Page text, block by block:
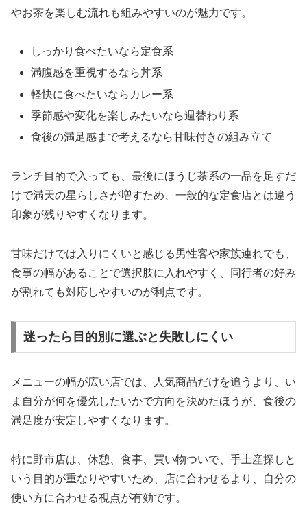
やお茶を楽しむ流れも組みやすいのが魅力です。
しっかり食べたいなら定食系
満腹感を重視するなら丼系
軽快に食べたいならカレー系
季節感や変化を楽しみたいなら週替わり系
食後の満足感まで考えるなら甘味付きの組み立て
ランチ目的で入っても、最後にほうじ茶系の一品を足すだ
けで満天の星らしさが増すため、一般的な定食店とは違う
印象が残りやすくなります。
甘味だけでは入りにくいと感じる男性客や家族連れでも、
食事の幅があることで選択肢に入れやすく、同行者の好み
が割れても対応しやすいのが利点です。
迷ったら目的別に選ぶと失敗しにくい
メニューの幅が広い店では、人気商品だけを追うより、い
ま自分が何を優先したいかで方向を決めたほうが、食後の
満足度が安定しやすくなります。
特に野市店は、休憩、食事、買い物ついで、手土産探しと
いう目的が重なりやすいため、店に合わせるより、自分の
使い方に合わせる視点が有効です。